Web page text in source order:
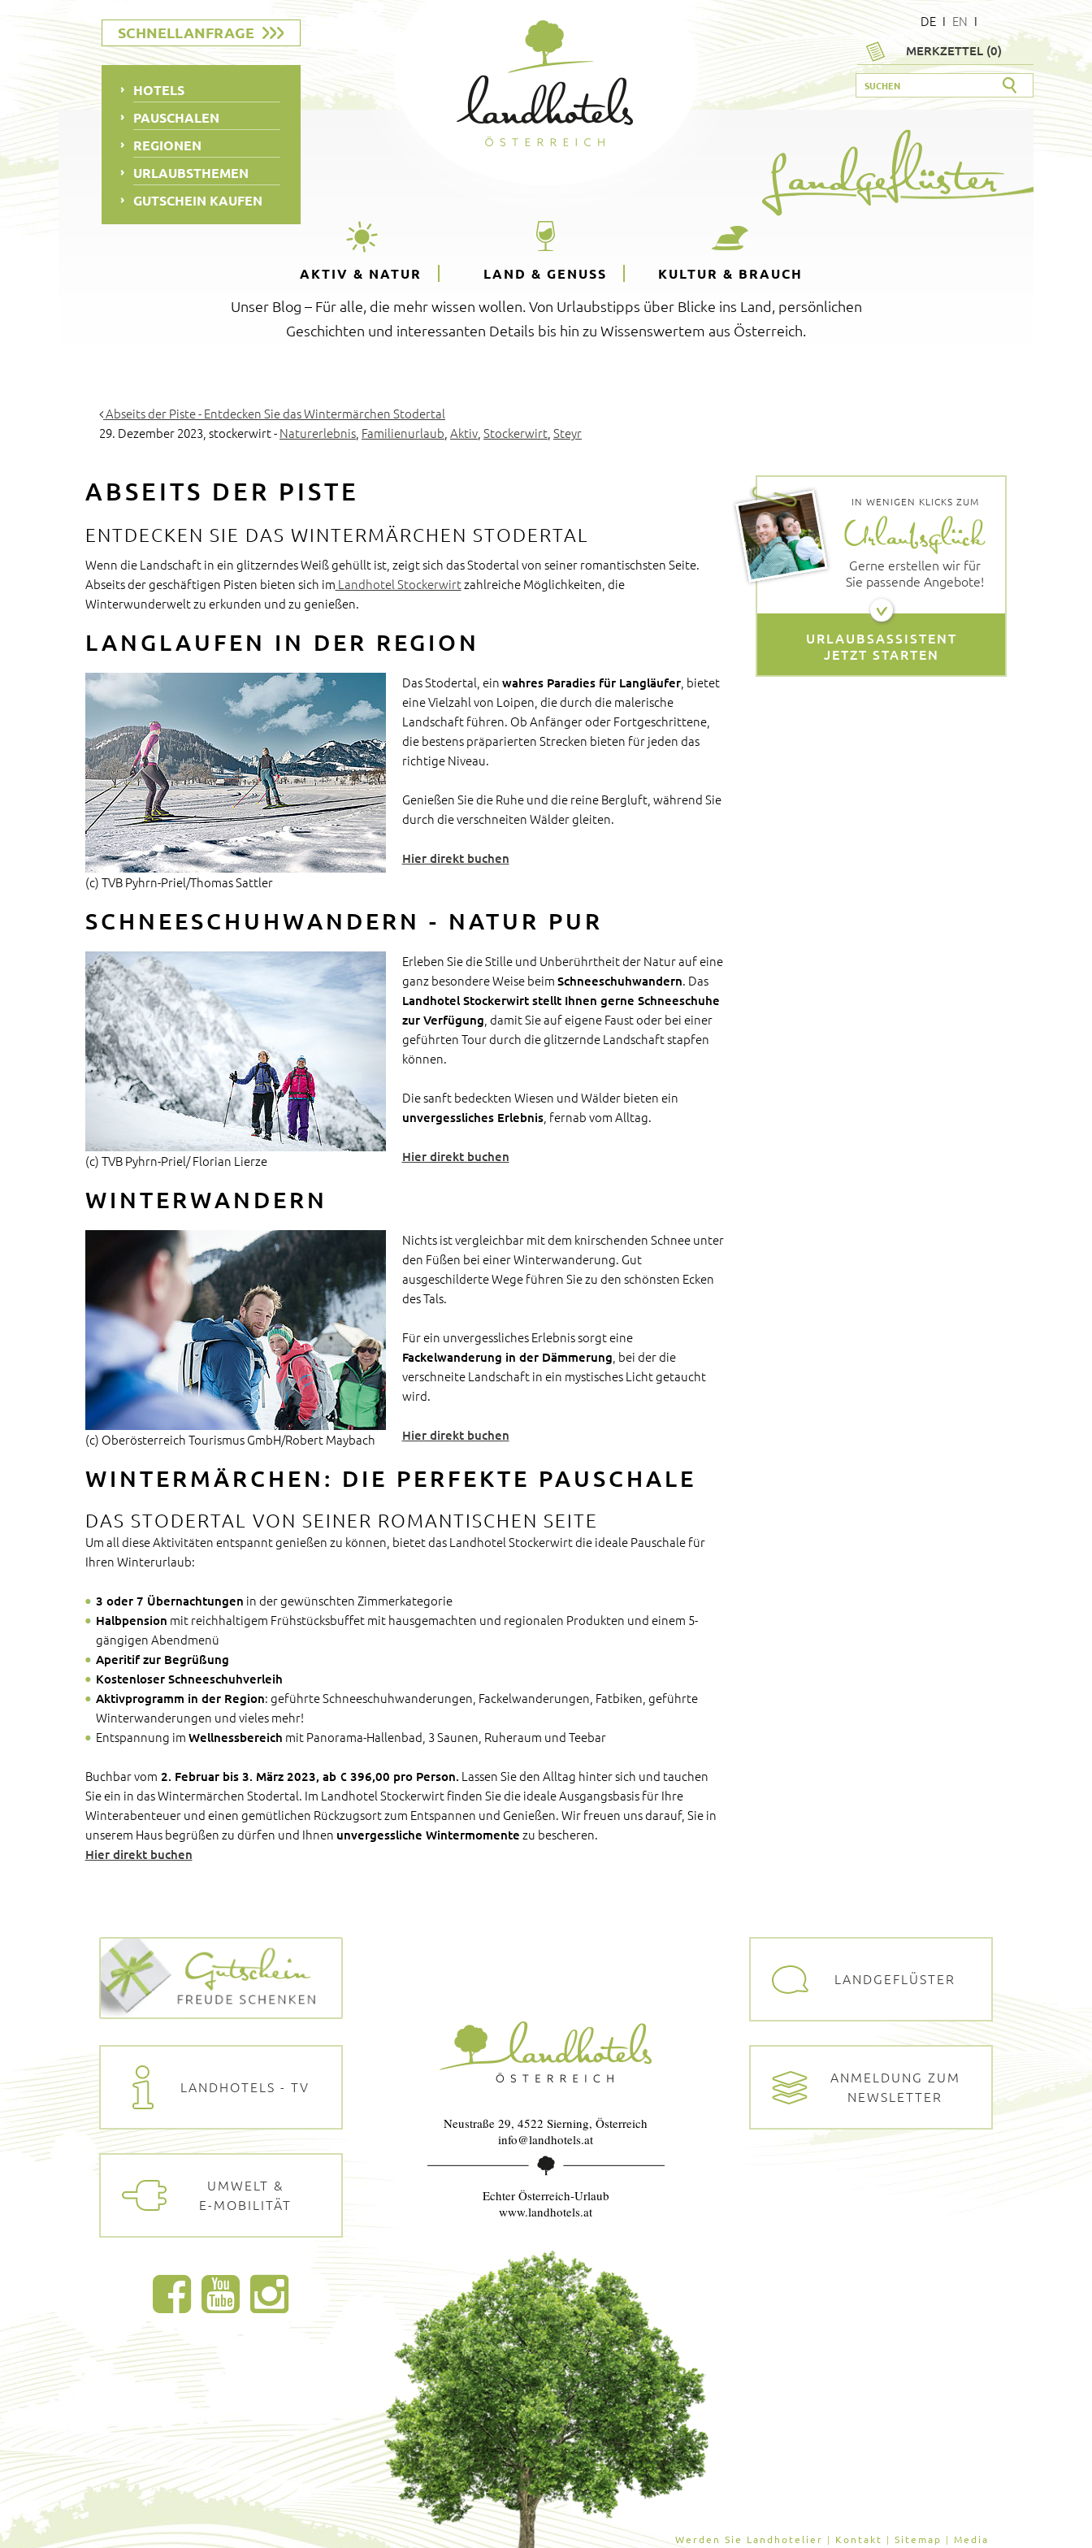
AKTIV & NATUR LAND & GENUSS KULTUR & BRAUCH
Unser Blog – Für alle, die mehr wissen wollen. Von Urlaubstipps über Blicke ins Land, persönlichen
Geschichten und interessanten Details bis hin zu Wissenswertem aus Österreich.
Abseits der Piste - Entdecken Sie das Wintermärchen Stodertal
29. Dezember 2023, stockerwirt-Naturerlebnis Familienurlaub Aktiv Stockerwirt Steyr
ABSEITS DER PISTE
ENTDECKEN SIE DAS WINTERMÄRCHEN STODERTAL
Wenn die Landschaft in ein glitzerndes Weiß gehüllt ist, zeigt sich das Stodertal von seiner romantischsten Seite.
Abseits der geschäftigen Pisten bieten sich im Landhotel Stockerwirtzahlreiche Möglichkeiten, die
Winterwunderwelt zu erkunden und zu genießen.
LANGLAUFEN IN DER REGION
(c) TVB Pyhrn-Priel/Thomas Sattler
Das Stodertal, ein wahres Paradies für Langläufer, bietet
eine Vielzahl von Loipen, die durch die malerische
Landschaft führen. Ob Anfänger oder Fortgeschrittene,
die bestens präparierten Strecken bieten für jeden das
richtige Niveau.
Genießen Sie die Ruhe und die reine Bergluft, während Sie
durch die verschneiten Wälder gleiten.
Hier direkt buchen
SCHNEESCHUHWANDERN - NATUR PUR
(c) TVB Pyhrn-Priel/ Florian Lierze
Erleben Sie die Stille und Unberührtheit der Natur auf eine
ganz besondere Weise beim Schneeschuhwandern. Das
Landhotel Stockerwirt stellt Ihnen gerne Schneeschuhe
zur Verfügung , damit Sie auf eigene Faust oder bei einer
geführten Tour durch die glitzernde Landschaft stapfen
können.
Die sanft bedeckten Wiesen und Wälder bieten ein
unvergessliches Erlebnis, fernab vom Alltag.
Hier direkt buchen
WINTERWANDERN
(c) Oberösterreich Tourismus GmbH/Robert Maybach
Nichts ist vergleichbar mit dem knirschenden Schnee unter
den Füßen bei einer Winterwanderung. Gut
ausgeschilderte Wege führen Sie zu den schönsten Ecken
des Tals.
Für ein unvergessliches Erlebnis sorgt eine
Fackelwanderung in der Dämmerung , bei der die
verschneite Landschaft in ein mystisches Licht getaucht
wird.
Hier direkt buchen
WINTERMÄRCHEN: DIE PERFEKTE PAUSCHALE
DAS STODERTAL VON SEINER ROMANTISCHEN SEITE
Um all diese Aktivitäten entspannt genießen zu können, bietet das Landhotel Stockerwirt die ideale Pauschale für
Ihren Winterurlaub:
3 oder 7 Übernachtungen in der gewünschten Zimmerkategorie
Halbpension mit reichhaltigem Frühstücksbuffet mit hausgemachten und regionalen Produkten und einem 5-
gängigen Abendmenü
Aperitif zur Begrüßung
Kostenloser Schneeschuhverleih
Aktivprogramm in der Region: geführte Schneeschuhwanderungen, Fackelwanderungen, Fatbiken, geführte
Winterwanderungen und vieles mehr!
Entspannung im Wellnessbereich mit Panorama-Hallenbad, 3 Saunen, Ruheraum und Teebar
Buchbar vom 2. Februar bis 3. März 2023, ab € 396,00 pro Person. Lassen Sie den Alltag hinter sich und tauchen
Sie ein in das Wintermärchen Stodertal. Im Landhotel Stockerwirt finden Sie die ideale Ausgangsbasis für Ihre
Winterabenteuer und einen gemütlichen Rückzugsort zum Entspannen und Genießen. Wir freuen uns darauf, Sie in
unserem Haus begrüßen zu dürfen und Ihnen unvergessliche Wintermomente zu bescheren.
Hier direkt buchen
IN WENIGEN KLICKS ZUM
Gerne erstellen wir für
Sie passende Angebote!
URLAUBSASSISTENT
JETZT STARTEN
LANDHOTELS - TV
UMWELT &
E-MOBILITÄT
Neustraße 29, 4522 Sierning, Österreich
info@landhotels.at
Echter Österreich-Urlaub
www.landhotels.at
LANDGEFLÜSTER
ANMELDUNG ZUM
NEWSLETTER
Werden Sie Landhotelier | Kontakt | Sitemap | Media
SCHNELLANFRAGE
DE I EN I
MERKZETTEL (0)
HOTELS
PAUSCHALEN
REGIONEN
URLAUBSTHEMEN
GUTSCHEIN KAUFEN